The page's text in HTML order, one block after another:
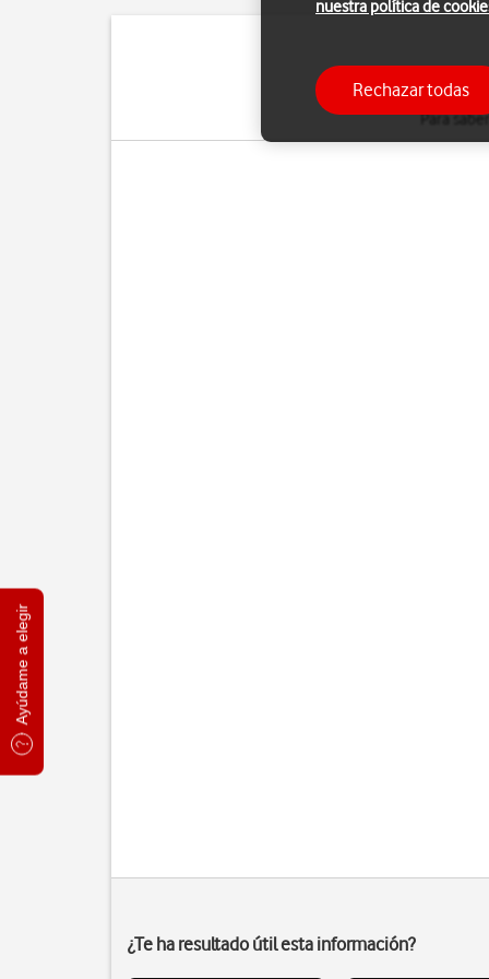
Ayúdame a elegir
Con el servicio de
Los pasos que se
Para
¿Te ha resultado útil esta información?
nuestra política de
Rechazar todas